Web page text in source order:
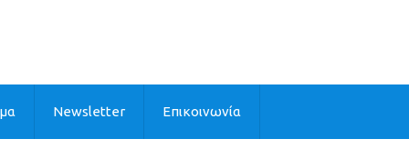
Newsletter Επικοινωνία